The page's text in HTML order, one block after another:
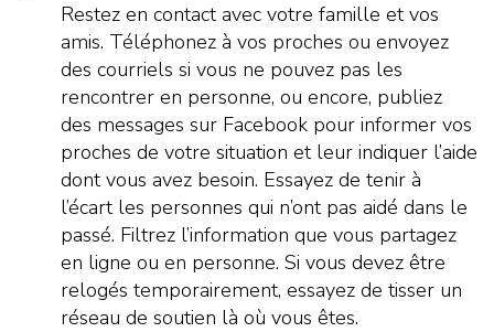
Restez en contact avec votre famille et vos
amis. Téléphonez à vos proches ou envoyez
des courriels si vous ne pouvez pas les
rencontrer en personne, ou encore, publiez
des messages sur Facebook pour informer vos
proches de votre situation et leur indiquer l’aide
dont vous avez besoin. Essayez de tenir à
l’écart les personnes qui n’ont pas aidé dans le
passé. Filtrez l’information que vous partagez
en ligne ou en personne. Si vous devez être
relogés temporairement, essayez de tisser un
réseau de soutien là où vous êtes.